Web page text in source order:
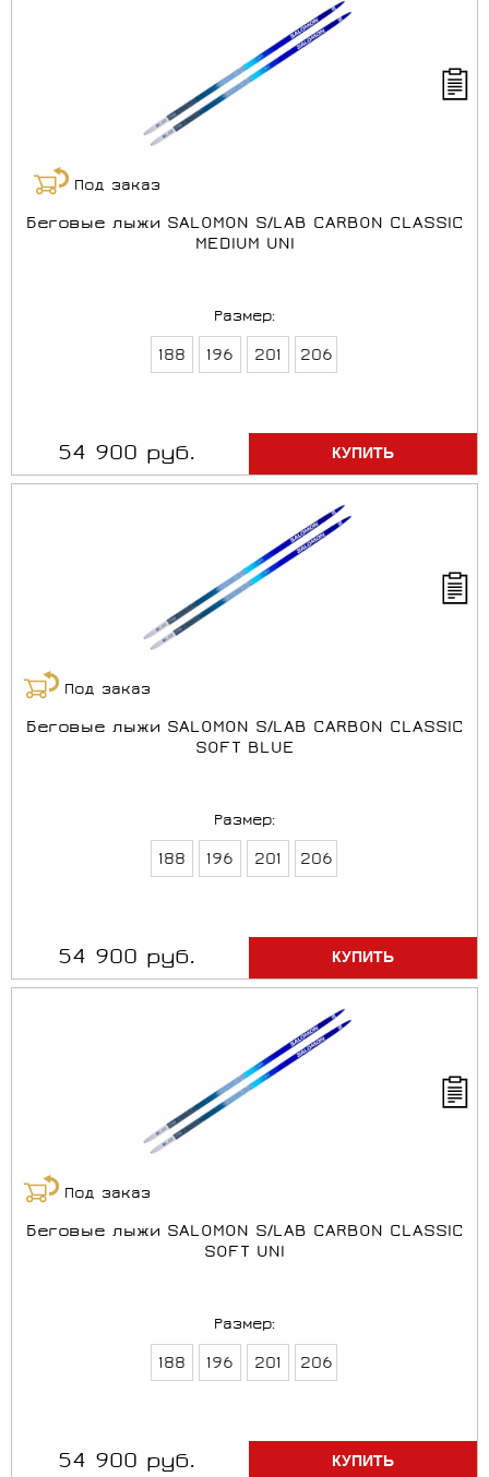
Под заказ
Беговые лыжи SALOMON S/LAB CARBON CLASSIC
MEDIUM UNI
Размер:
188 196 201 206
54 900 руб.
Под заказ
Беговые лыжи SALOMON S/LAB CARBON CLASSIC
SOFT BLUE
Размер:
188 196 201 206
54 900 руб.
Под заказ
Беговые лыжи SALOMON S/LAB CARBON CLASSIC
SOFT UNI
Размер:
188 196 201 206
54 900 руб.